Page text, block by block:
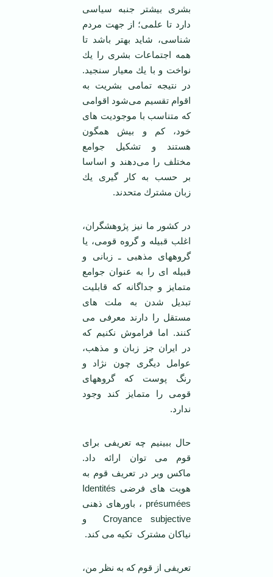
بشری بیشتر جنبه سیاسی
دارد تا علمی؛ از جهت مردم
شناسی، شاید بهتر باشد تا
همه اجتماعات بشری را یك
نواخت و با یك معیار سنجید.
در نتیجه تمامی بشریت به
اقوام تقسیم می‌شود اقوامی
كه متناسب با موجودیت های
خود، كم و بیش همگون
هستند و تشكیل جوامع
مختلف را می‌دهند و اساسا
بر حسب به كار گیری یك
زبان مشترك متحدند.
در کشور ما نیز پژوهشگران،
اغلب قبیله و گروه قومی، یا
گروههای مذهبی ـ زبانی و
قبیله ای را به عنوان جوامع
متمایز و جداگانه که قابلیت
تبدیل شدن به ملت های
مستقل را دارند معرفی می
کنند. اما فراموش نکنیم که
در ایران جز زبان و مذهب،
عوامل دیگری چون نژاد و
رنگ پوست که گروههای
قومی را متمایز کند وجود
ندارد.
حال ببینیم چه تعریفی برای
قوم می توان ارائه داد.
ماکس وبر در تعریف قوم به
هویت های فرضی Identités
présumées ، باورهای ذهنی
Croyance subjective و
نیاکان مشترک تکیه می کند.
تعریفی از قوم که به نظر من،